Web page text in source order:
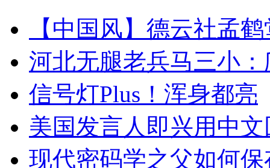
【中国风】德云社孟
河北无腿老兵马三小
信号灯Plus！浑身都亮
美国发言人即兴用中
现代密码学之父如何